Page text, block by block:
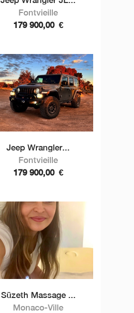
Fontvieille
179 900,00 €
Jeep Wrangler...
Fontvieille
179 900,00 €
Süzeth Massage ...
Monaco-Ville